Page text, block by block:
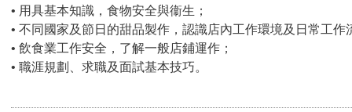
• 用具基本知識，食物安全與衞生；
• 不同國家及節日的甜品製作，認識店內工作環境及日常工作
• 飲食業工作安全，了解一般店鋪運作；
• 職涯規劃、求職及面試基本技巧。